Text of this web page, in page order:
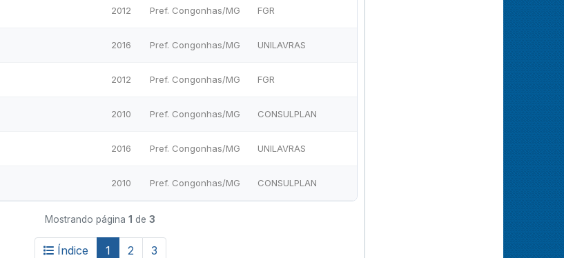
2012 Pref. Congonhas/MG FGR
2016 Pref. Congonhas/MG UNILAVRAS
2012 Pref. Congonhas/MG FGR
2010 Pref. Congonhas/MG CONSULPLAN
2016 Pref. Congonhas/MG UNILAVRAS
2010 Pref. Congonhas/MG CONSULPLAN
Mostrando página 1 de 3
Índice 1 2 3